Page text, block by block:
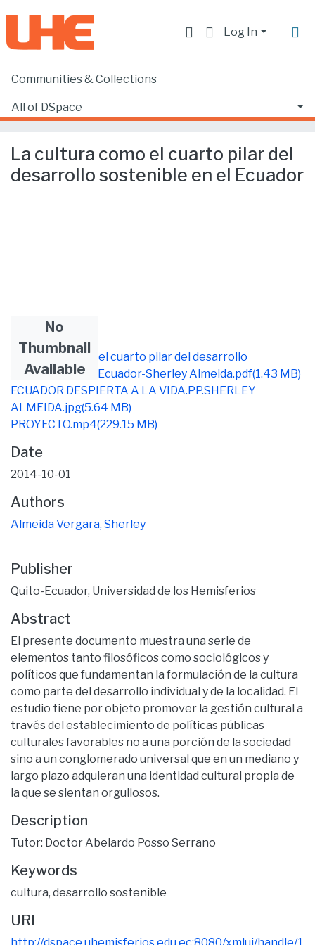
Log In
Communities & Collections
All of DSpace
Home
Facultad de Derecho
La cultura como el cuarto pilar del desarrollo sostenible en el Ecuador
La cultura como el cuarto pilar del
desarrollo sostenible en el Ecuador
No
Thumbnail
Available
La cultura como el cuarto pilar del desarrollo
sostenible en el Ecuador-Sherley Almeida.pdf(1.43 MB)
ECUADOR DESPIERTA A LA VIDA.PP.SHERLEY
ALMEIDA.jpg(5.64 MB)
PROYECTO.mp4(229.15 MB)
Date
2014-10-01
Authors
Almeida Vergara, Sherley
Publisher
Quito-Ecuador, Universidad de los Hemisferios
Abstract
El presente documento muestra una serie de
elementos tanto filosóficos como sociológicos y
políticos que fundamentan la formulación de la cultura
como parte del desarrollo individual y de la localidad. El
estudio tiene por objeto promover la gestión cultural a
través del establecimiento de políticas públicas
culturales favorables no a una porción de la sociedad
sino a un conglomerado universal que en un mediano y
largo plazo adquieran una identidad cultural propia de
la que se sientan orgullosos.
Description
Tutor: Doctor Abelardo Posso Serrano
Keywords
cultura, desarrollo sostenible
URI